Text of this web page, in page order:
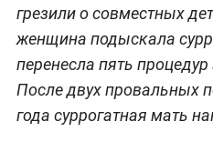
грезили о совместных
женщина подыскала
перенесла пять
После двух провальных
года суррогатная мать